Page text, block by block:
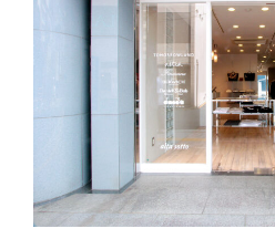
ニ
エ
ボ
バ
ッ